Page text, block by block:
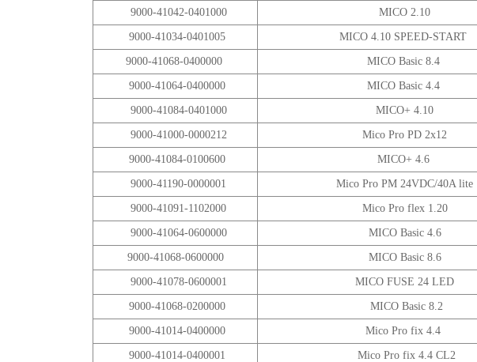
9000-41042-0401000 MICO 2.10
9000-41034-0401005 MICO 4.10 SPEED-START
9000-41068-0400000 MICO Basic 8.4
9000-41064-0400000 MICO Basic 4.4
9000-41084-0401000 MICO+ 4.10
9000-41000-0000212 Mico Pro PD 2x12
9000-41084-0100600 MICO+ 4.6
9000-41190-0000001 Mico Pro PM 24VDC/40A lite
9000-41091-1102000 Mico Pro flex 1.20
9000-41064-0600000 MICO Basic 4.6
9000-41068-0600000 MICO Basic 8.6
9000-41078-0600001 MICO FUSE 24 LED
9000-41068-0200000 MICO Basic 8.2
9000-41014-0400000 Mico Pro fix 4.4
9000-41014-0400001 Mico Pro fix 4.4 CL2